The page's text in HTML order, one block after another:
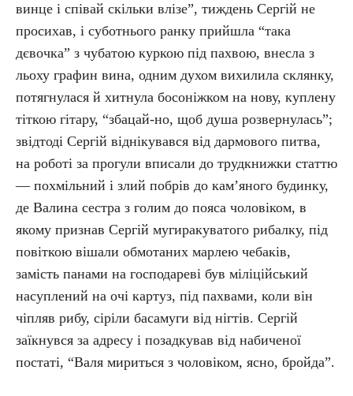
винце і співай скільки влізе”, тиждень Сергій не
просихав, і суботнього ранку прийшла “така
дєвочка” з чубатою куркою під пахвою, внесла з
льоху графин вина, одним духом вихилила склянку,
потягнулася й хитнула босоніжком на нову, куплену
тіткою гітару, “збацай-но, щоб душа розвернулась”;
звідтоді Сергій віднікувався від дармового питва,
на роботі за прогули вписали до трудкнижки статтю
— похмільний і злий побрів до кам’яного будинку,
де Валина сестра з голим до пояса чоловіком, в
якому признав Сергій мугиракуватого рибалку, під
повіткою вішали обмотаних марлею чебаків,
замість панами на господареві був міліційський
насуплений на очі картуз, під пахвами, коли він
чіпляв рибу, сіріли басамуги від нігтів. Сергій
заїкнувся за адресу і позадкував від набиченої
постаті, “Валя мириться з чоловіком, ясно, бройда”.